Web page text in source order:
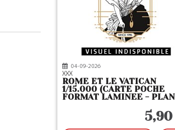
04-09-2026
XXX
ROME ET LE VATICAN
1/15.000 (CARTE POCHE
FORMAT LAMINEE -